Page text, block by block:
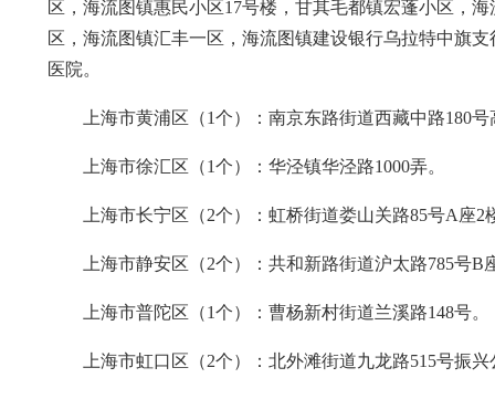
区，海流图镇惠民小区17号楼，甘其毛都镇宏蓬小区，
区，海流图镇汇丰一区，海流图镇建设银行乌拉特中旗
医院。
上海市黄浦区（1个）：南京东路街道西藏中路180
上海市徐汇区（1个）：华泾镇华泾路1000弄。
上海市长宁区（2个）：虹桥街道娄山关路85号A座
上海市静安区（2个）：共和新路街道沪太路785号
上海市普陀区（1个）：曹杨新村街道兰溪路148号。
上海市虹口区（2个）：北外滩街道九龙路515号振